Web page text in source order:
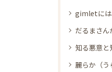
gimletには
だるまさん
知る悪意と
麗らか（う